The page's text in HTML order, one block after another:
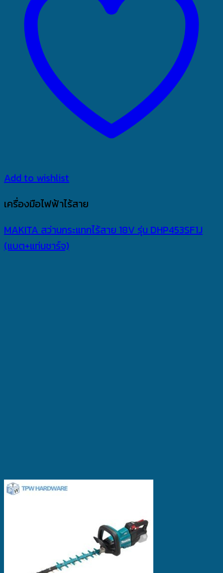
Add to wishlist
เครื่องมือไฟฟ้าไร้สาย
MAKITA สว่านกระแทกไร้สาย 18V รุ่น DHP453SF1J
(แบต+แท่นชาร์จ)